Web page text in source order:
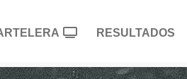
RESULTADOS